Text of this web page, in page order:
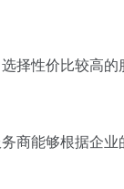
择性价比较高
商能够根据企